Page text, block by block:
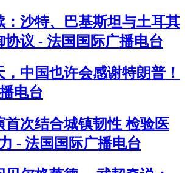
：沙特、巴基斯坦与土耳其
协议 - 法国国际广播电台
中国也许会感谢特朗普！
电台
首次结合城镇韧性 检验医
- 法国国际广播电台